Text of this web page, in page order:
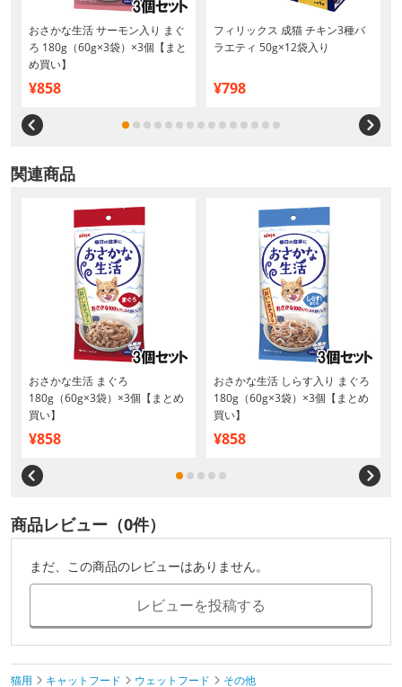
おさかな生活 サーモン入り まぐ
ろ 180g（60g×3袋）×3個【まと
め買い】
¥858
フィリックス 成猫 チキン3種バ
ラエティ 50g×12袋入り
¥798
関連商品
おさかな生活 まぐろ
180g（60g×3袋）×3個【まとめ
買い】
¥858
おさかな生活 しらす入り まぐろ
180g（60g×3袋）×3個【まとめ
買い】
¥858
商品レビュー（0件）
まだ、この商品のレビューはありません。
レビューを投稿する
猫用 キャットフード ウェットフード
その他